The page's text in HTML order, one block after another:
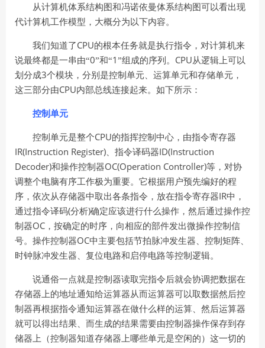
从计算机体系结构图和冯诺依曼体系结构图可以看出现
代计算机工作模型，大概分为以下内容。
我们知道了CPU的根本任务就是执行指令，对计算机来
说最终都是一串由“0”和“1”组成的序列。 CPU从逻辑上可以
划分成3个模块，分别是控制单元、运算单元和存储单元，
这三部分由CPU内部总线连接起来。如下所示：
控制单元
控制单元是整个CPU的指挥控制中心，由指令寄存器
IR(Instruction Register) 、指令译码器ID(Instruction
Decoder)和操作控制器OC(Operation Controller)等，对协
调整个电脑有序工作极为重要。它根据用户预先编好的程
序，依次从存储器中取出各条指令，放在指令寄存器IR中，
通过指令译码(分析)确定应该进行什么操作，然后通过操作控
制器OC ，按确定的时序，向相应的部件发出微操作控制信
号。操作控制器OC中主要包括节拍脉冲发生器、控制矩阵、
时钟脉冲发生器、复位电路和启停电路等控制逻辑。
说通俗一点就是控制器读取完指令后就会协调把数据在
存储器上的地址通知给运算器从而运算器可以取数据然后控
制器再根据指令通知运算器在做什么样的运算、然后运算器
就可以得出结果、而生成的结果需要由控制器操作保存到存
储器上（控制器知道存储器上哪些单元是空闲的）这一切的